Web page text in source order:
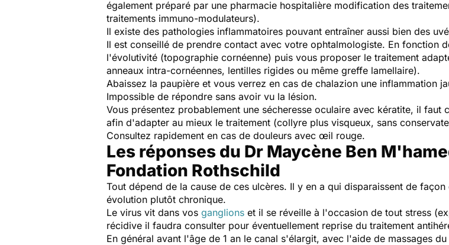
également préparé par une pharmacie hospitalière modification des
traitements immuno-modulateurs).
Il existe des pathologies inflammatoires pouvant entraîner aussi bien des
Il est conseillé de prendre contact avec votre ophtalmologiste. En fonction
l'évolutivité (topographie cornéenne) puis vous proposer le traitement
anneaux intra-cornéennes, lentilles rigides ou même greffe lamellaire).
Abaissez la paupière et vous verrez en cas de chalazion une inflammation
Impossible de répondre sans avoir vu la lésion.
Vous présentez probablement une sécheresse oculaire avec kératite, il
afin d'adapter au mieux le traitement (collyre plus visqueux, sans
Consultez rapidement en cas de douleurs avec œil rouge.
Les réponses du Dr Maycène Ben
Fondation Rothschild
Tout dépend de la cause de ces ulcères. Il y en a qui disparaissent de
évolution plutôt chronique.
Le virus vit dans vos ganglions et il se réveille à l'occasion de tout stress
récidive il faudra consulter pour éventuellement reprise du traitement
En général avant l'âge de 1 an le canal s'élargit, avec l'aide de massages